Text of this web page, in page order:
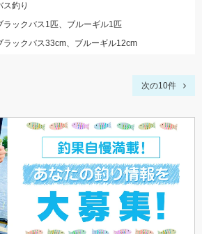
ス釣り
ラックバス1匹、ブルーギル1匹
ラックバス33cm、ブルーギル12cm
次の10件